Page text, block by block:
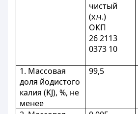
чистый
(х.ч.)
ОКП
26 2113
0373 10
1. Массовая
доля йодистого
калия (KJ), %, не
менее
99,5